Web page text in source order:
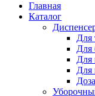
Главная
Каталог
Для
Для
Для
Для